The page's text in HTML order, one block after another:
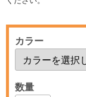
カラー
数量